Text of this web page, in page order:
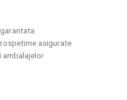
asigurate
ambalajelor